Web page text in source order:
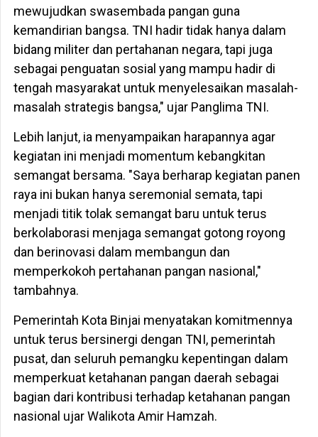
mewujudkan swasembada pangan guna
kemandirian bangsa. TNI hadir tidak hanya dalam
bidang militer dan pertahanan negara, tapi juga
sebagai penguatan sosial yang mampu hadir di
tengah masyarakat untuk menyelesaikan masalah-
masalah strategis bangsa," ujar Panglima TNI.
Lebih lanjut, ia menyampaikan harapannya agar
kegiatan ini menjadi momentum kebangkitan
semangat bersama. "Saya berharap kegiatan panen
raya ini bukan hanya seremonial semata, tapi
menjadi titik tolak semangat baru untuk terus
berkolaborasi menjaga semangat gotong royong
dan berinovasi dalam membangun dan
memperkokoh pertahanan pangan nasional,"
tambahnya.
Pemerintah Kota Binjai menyatakan komitmennya
untuk terus bersinergi dengan TNI, pemerintah
pusat, dan seluruh pemangku kepentingan dalam
memperkuat ketahanan pangan daerah sebagai
bagian dari kontribusi terhadap ketahanan pangan
nasional ujar Walikota Amir Hamzah.